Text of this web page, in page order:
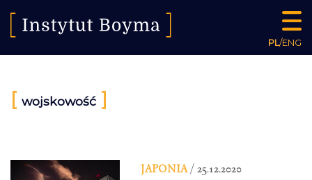
PL/ENG
[ wojskowość ]
JAPONIA/ 25.12.2020